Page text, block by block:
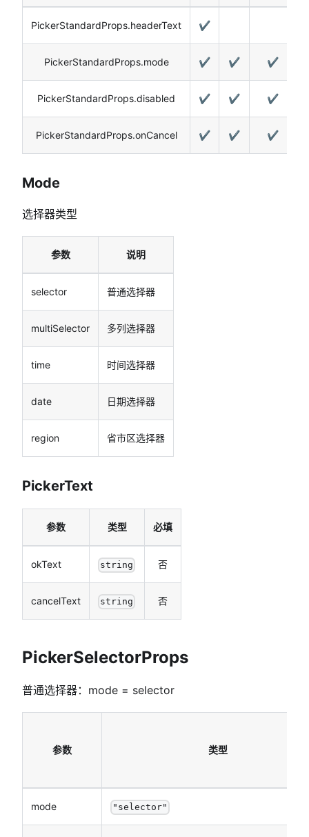
PickerStandardProps.headerText ✔️
PickerStandardProps.mode ✔️ ✔️ ✔️
PickerStandardProps.disabled ✔️ ✔️ ✔️
PickerStandardProps.onCancel ✔️ ✔️ ✔️
Mode
选择器类型
参数 说明
selector 普通选择器
multiSelector 多列选择器
time 时间选择器
date 日期选择器
region 省市区选择器
PickerText
参数 类型 必填
okText string 否
cancelText string 否
PickerSelectorProps
普通选择器：mode = selector
参数 类型
mode "selector"